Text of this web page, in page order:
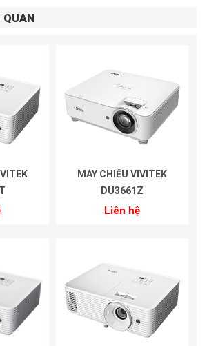
MÁY CHIẾU VIVITEK
DU3661Z
Liên hệ